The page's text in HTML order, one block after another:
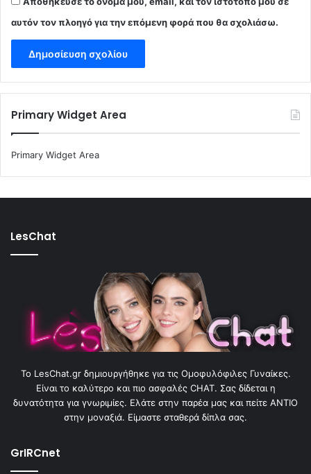
αυτόν τον πλοηγό για την επόμενη φορά που θα σχολιάσω.
Primary Widget Area
Primary Widget Area
LesChat
To LesChat.gr δημιουργήθηκε για τις Ομοφυλόφιλες Γυναίκες.
Είναι το καλύτερο και πιο ασφαλές CHAT. Σας δίδεται η
δυνατότητα για γνωριμίες. Ελάτε στην παρέα μας και πείτε ΑΝΤΙΟ
στην μοναξιά. Είμαστε σταθερά δίπλα σας.
GrIRCnet